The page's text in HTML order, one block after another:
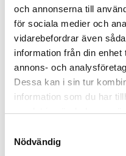
och annonserna till
för sociala medier och
vidarebefordrar även
information från din
annons- och
Dessa kan i sin tur
information som du har
samlat in när du har
Nödvändig
Beskrivning
Innehåller:
Kerastase Discipline Bain
Kérastase Discipline
Se mer